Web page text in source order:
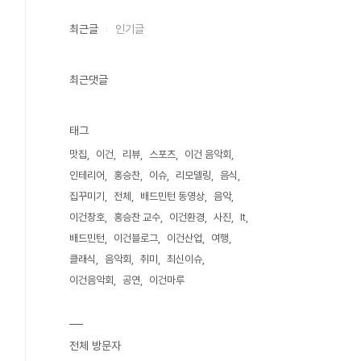
최근글 인기글
최근댓글
태그
맛집 이건 리뷰 스포츠
이건 음악회
인테리어
홍승찬 이슈 리모델링
음식
집꾸미기
전체 배드민턴 동영상
음악
이건창호
홍승찬 교수 이건환경 사진
It
배드민턴
이건블로그 이건산업
여행
클래식
음악회 취미
최신이슈
이건음악회
공연 이건마루
전체 방문자